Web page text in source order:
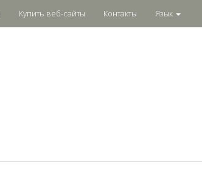
Купить веб-сайты Контакты Язык